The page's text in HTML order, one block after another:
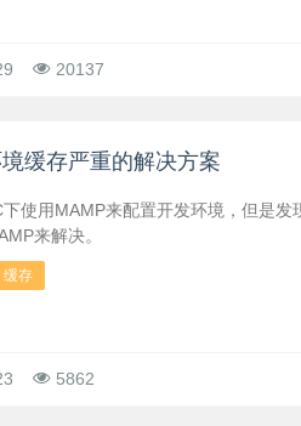
20137
缓存严重的解决方案
使用MAMP来配置开发环境，但是发
来解决。
缓存
5862